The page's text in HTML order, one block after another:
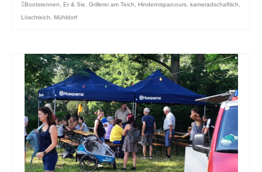
Bootsrennen Er & Sie Grillerei am Teich Hindernisparcours kameradschaftlich
Löschteich
Mühldorf